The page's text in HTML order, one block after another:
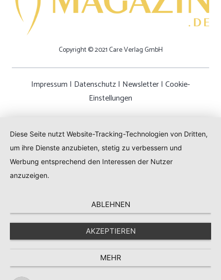
Copyright © 2021 Care Verlag GmbH
Impressum | Datenschutz| Newsletter| Cookie-
Einstellungen
Diese Seite nutzt Website-Tracking-Technologien von Dritten,
um ihre Dienste anzubieten, stetig zu verbessern und
Werbung entsprechend den Interessen der Nutzer
anzuzeigen.
ABLEHNEN
AKZEPTIEREN
MEHR